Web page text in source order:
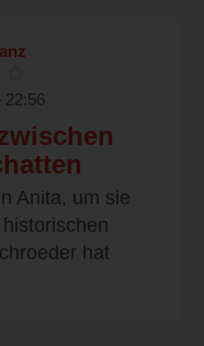
22:56
Anita, um sie
hat